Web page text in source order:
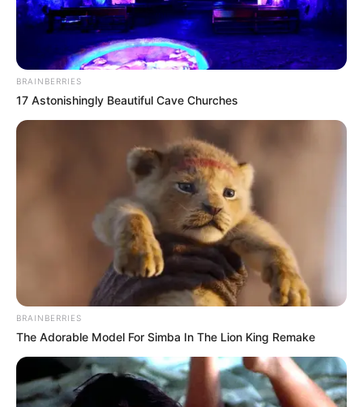
BRAINBERRIES
17 Astonishingly Beautiful Cave Churches
BRAINBERRIES
The Adorable Model For Simba In The Lion King Remake